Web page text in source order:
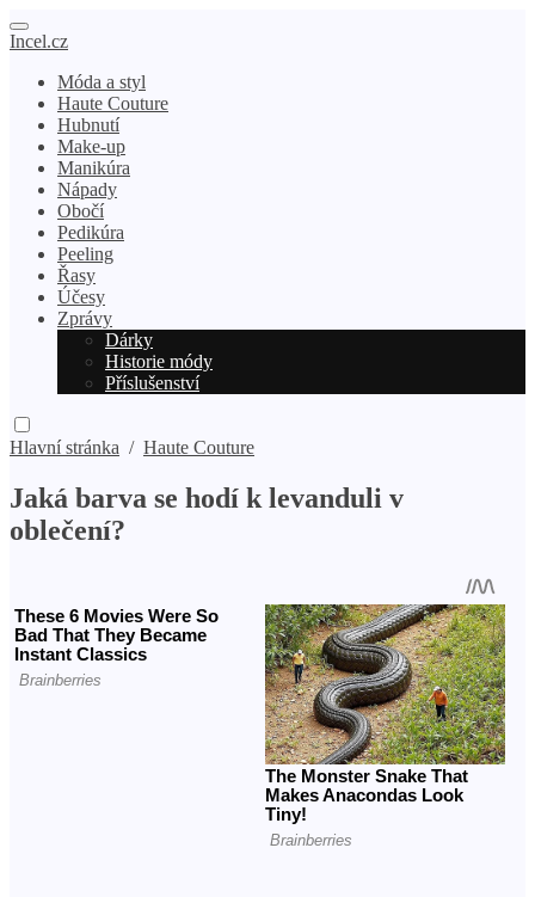
Incel.cz
Móda a styl
Haute Couture
Hubnutí
Make-up
Manikúra
Nápady
Obočí
Pedikúra
Peeling
Řasy
Účesy
Zprávy
Dárky
Historie módy
Příslušenství
Hlavní stránka / Haute Couture
Jaká barva se hodí k levanduli v
oblečení?